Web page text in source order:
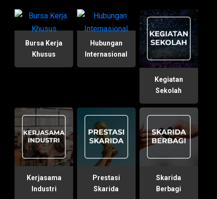
Bursa Kerja
Khusus
Hubungan
Internasional
Kegiatan
Sekolah
Kerjasama
Industri
Prestasi
Skarida
Skarida
Berbagi